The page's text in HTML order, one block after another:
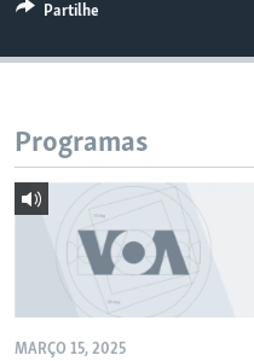
Partilhe
Programas
MARÇO 15, 2025